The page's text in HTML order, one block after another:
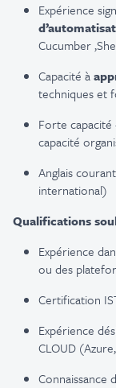
Expérience
Cucumber
Capacité à
techniques et
Forte capacité
capacité
Anglais
international)
Qualifications
Expérience
ou des
Certification
Expérience
CLOUD
Connaissance